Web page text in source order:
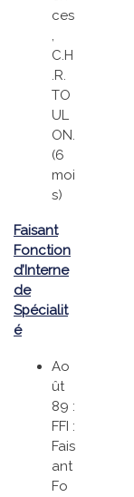
ces
,
C.H
.R.
TO
UL
ON.
(6
moi
s)
Faisant
Fonction
d’Interne
de
Spécialit
é
Ao
ût
89 :
FFI :
Fais
ant
Fo